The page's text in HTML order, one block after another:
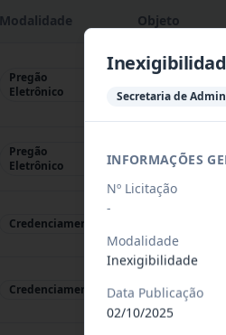
Modalidade Objeto
Pregão
Eletrônico
REGISTRO
Pregão
Eletrônico
REGISTRO DE
Credenciamento
Credenciamento
Secretaria de
INFORMAÇÕES
Nº Licitação
-
Modalidade
Inexigibilidade
Data Publicação
02/10/2025